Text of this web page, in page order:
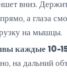
вниз.
а глаза
на мышцы.
каждые 10-
на дальний